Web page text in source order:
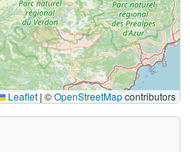
Leaflet|©OpenStreetMapcontributors